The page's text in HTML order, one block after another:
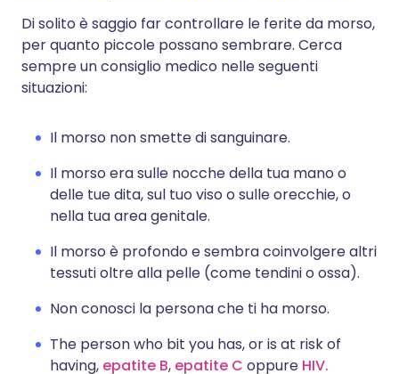
Di solito è saggio far controllare le ferite da morso,
per quanto piccole possano sembrare. Cerca
sempre un consiglio medico nelle seguenti
situazioni:
Il morso non smette di sanguinare.
Il morso era sulle nocche della tua mano o
delle tue dita, sul tuo viso o sulle orecchie, o
nella tua area genitale.
Il morso è profondo e sembra coinvolgere altri
tessuti oltre alla pelle (come tendini o ossa).
Non conosci la persona che ti ha morso.
The person who bit you has, or is at risk of
having, epatite B, epatite C oppure HIV.